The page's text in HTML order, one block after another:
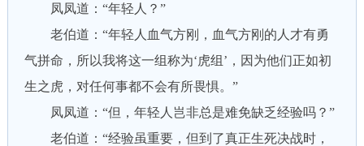
凤凤道：“年轻人？”
老伯道：“年轻人血气方刚，血气方刚的人才有勇
气拼命，所以我将这一组称为‘虎组’，因为他们正如初
生之虎，对任何事都不会有所畏惧。”
凤凤道：“但，年轻人岂非总是难免缺乏经验吗？”
老伯道：“经验虽重要，但到了真正生死决战时，